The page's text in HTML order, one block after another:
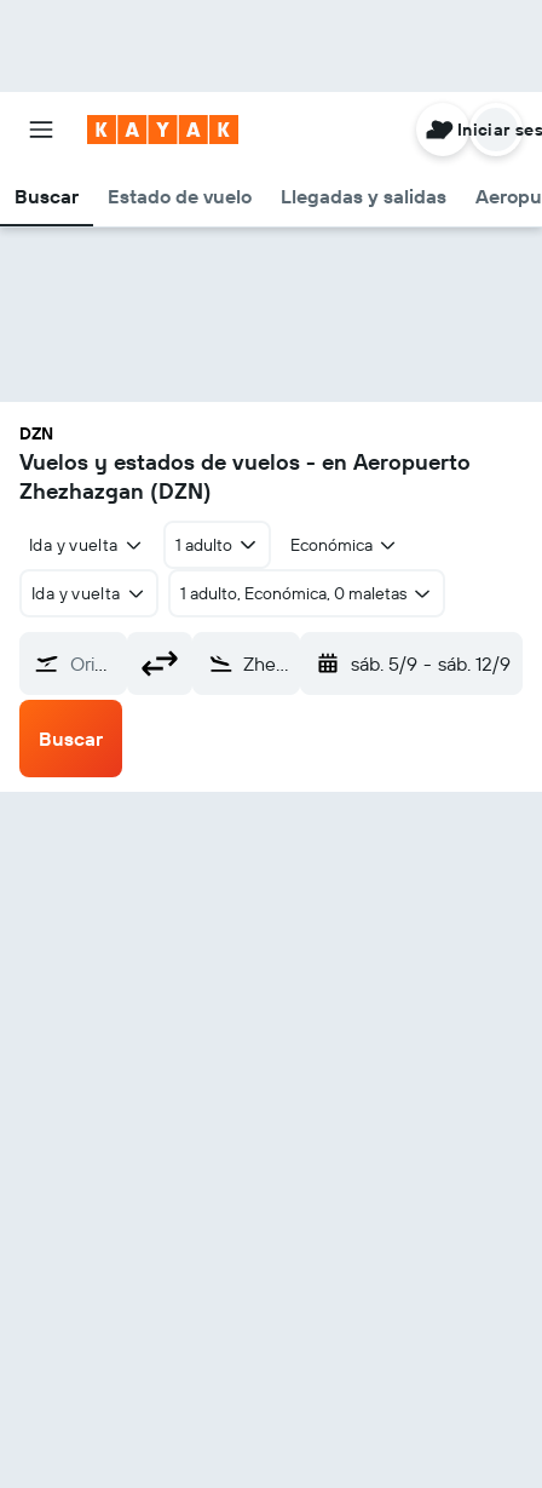
Buscar Estado de vuelo Llegadas y salidas
Iniciar
DZN
Vuelos y estados de vuelos - en Aeropuerto
Zhezhazgan (DZN)
Ida y vuelta 1 adulto Económica
Ida y vuelta 1 adulto, Económica, 0 maletas
Origen Zhezhazgan (DZN) sáb. 5/9 - sáb. 12/9
Buscar